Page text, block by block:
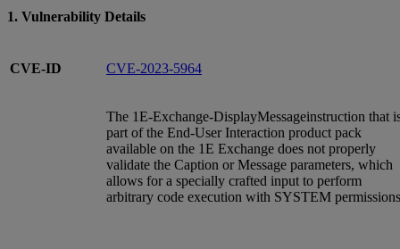
1. Vulnerability Details
CVE-ID CVE-2023-5964
The 1E-Exchange-DisplayMessageinstruction that
part of the End-User Interaction product pack
available on the 1E Exchange does not properly
validate the Caption or Message parameters, which
allows for a specially crafted input to perform
arbitrary code execution with SYSTEM